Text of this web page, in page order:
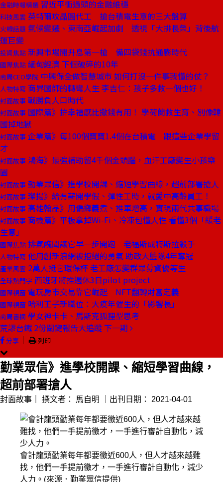
金融時報精選 習近平衝過頭的金融維穩
科技風雲 英特爾攻晶圓代工 搶台積電生意的三大盤算
火線話題 氣候變遷、東南亞崛起加劇 透視「大排長榮」背後航
運巨變
投資焦點 新興市場開升息第一槍 備四袋錢抗通膨時代
國際焦點 緬甸經濟 下個破碎的10年
商周CEO學院 中興保全做智慧城市 如何打沒一件事我懂的仗？
人物特寫 商界國師的轉彎人生 李吉仁：孩子多救一個也好！
封面故事 戰勝負人口時代
封面故事 國際篇》拚幸福感比撒錢有用！ 學荷蘭救生育、別像韓
國掉地獄
封面故事 企業篇》每100個寶寶1.4個在台積電 跟這些企業學留
才
封面故事 鴻海》最強補助留4千個金頭腦，血汗工廠變生小孩樂
園
封面故事 勤業眾信》進學校開課、縮短學習曲線，超前部署搶人
封面故事 璨揚》給有薪開學假、彈性工時，就愛中高齡員工！
封面故事 高雄翰品》用偏鄉義煮、推車增高，實現兩代共事職場
封面故事 商機篇》平板拿掉Wi-Fi、冷凍包懂人性 看懂3個「緩老
生意」
國際焦點 排氣醜聞讓它早一步開跑 老福斯成特斯拉殺手
人物特寫 他用創新浪網被拒絕的勇氣 助政大籃隊4年奪冠
產業風雲 2萬人挺它環保杯 老工廠怎變群眾募資優等生
全球熱門字 西班牙將推週休3日pilot project
國際視窗 電玩房市交易靠它崛起 NFT翻轉財富定義
國際視窗 哈利王子新職位：大疫年催生的「影響長」
商周書摘 學女神卡卡、馬斯克狐狸型思考
荒謬台鐵 2份關鍵報告大追蹤下一期
分享 ｜ 列印
勤業眾信》進學校開課、縮短學習曲線，
超前部署搶人
封面故事｜ 撰文者： 馬自明 ｜出刊日期： 2021-04-01
會計龍頭勤業每年都要徵近600人，但人才越來越難
找，他們一手提前徵才，一手進行審計自動化，減少
人力。(來源．勤業眾信提供)